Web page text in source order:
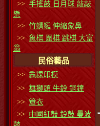
>> 手搖鼓 日月球 敲敲
樂
>> 竹蜻蜓 伸縮象鼻
>> 象棋 圍棋 跳棋 大富
翁
民俗藝品
>> 龜粿印模
>> 舞獅頭 牛鈴 銅鐘
>> 簑衣
>> 中國紅鼓 鈴鼓 曼波